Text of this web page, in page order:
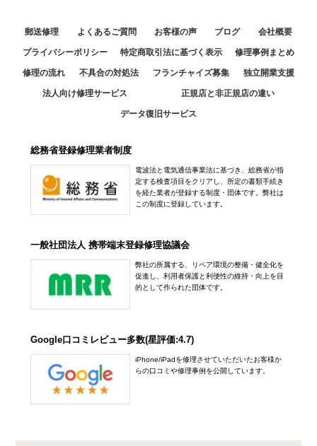
郵送修理 よくあるご質問 お客様の声 ブログ 会社概要
プライバシーポリシー 特定商取引法に基づく表示 修理事例まとめ
修理の流れ 不具合の対処法 フランチャイズ募集 独立開業支援
法人向け修理サービス 正規店と非正規店の違い
データ復旧サービス
総務省登録修理業者制度
電波法と電気通信事業法に基づき、総務省が指
定する検査項目をクリアし、所定の書類手続き
を経た業者が登録する制度・団体です。弊社は
この制度に登録しています。
一般社団法人 携帯端末登録修理協議会
弊社の所属する、リペア環境の整備・健全化を
促進し、利用者保護と利便性の維持・向上を目
的として作られた団体です。
Google口コミレビュー多数(星評価:4.7)
iPhone/iPadを修理させていただいたお客様か
らの口コミや修理事例を公開しています。